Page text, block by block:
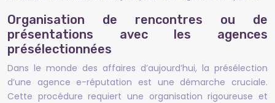
Organisation de rencontres ou de
présentations avec les agences
présélectionnées
Dans le monde des affaires d’aujourd’hui, la présélection
d’une agence e-réputation est une démarche cruciale.
Cette procédure requiert une organisation rigoureuse et